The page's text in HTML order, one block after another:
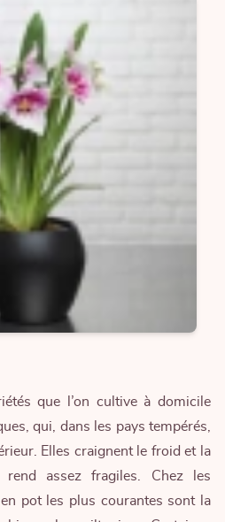
que l’on cultive à domicile
qui, dans les pays tempérés,
Elles craignent le froid et la
assez fragiles. Chez les
en pot les plus courantes sont la